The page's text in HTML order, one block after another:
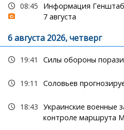
08:45
Информация
7 августа
6 августа 2026, четверг
19:41 Силы обороны
19:11 Соловьев
18:43 Украинские военные
контроле маршрута